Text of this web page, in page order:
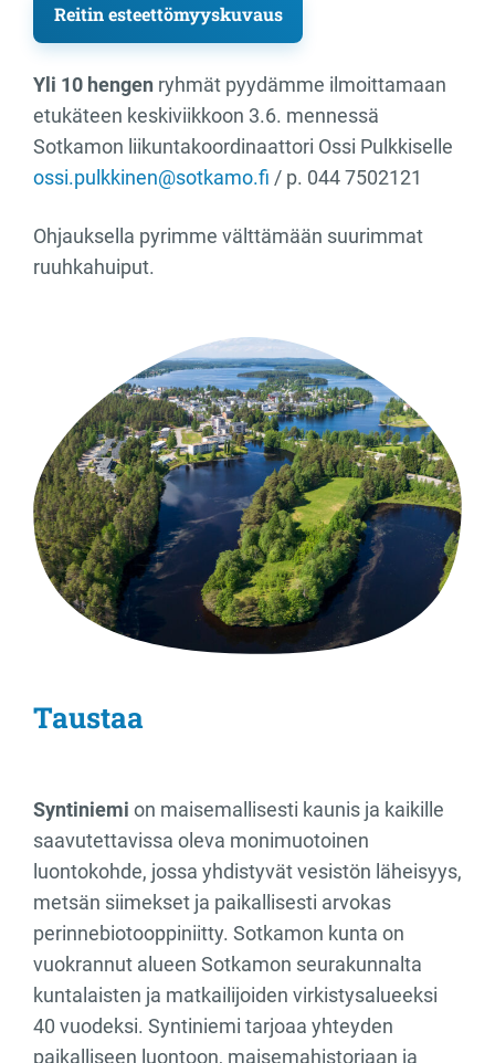
Reitin esteettömyyskuvaus
Yli 10 hengen ryhmät pyydämme ilmoittamaan
etukäteen keskiviikkoon 3.6. mennessä
Sotkamon liikuntakoordinaattori Ossi Pulkkiselle
ossi.pulkkinen@sotkamo.fi / p. 044 7502121
Ohjauksella pyrimme välttämään suurimmat
ruuhkahuiput.
Taustaa
Syntiniemi on maisemallisesti kaunis ja kaikille
saavutettavissa oleva monimuotoinen
luontokohde, jossa yhdistyvät vesistön läheisyys,
metsän siimekset ja paikallisesti arvokas
perinnebiotooppiniitty. Sotkamon kunta on
vuokrannut alueen Sotkamon seurakunnalta
kuntalaisten ja matkailijoiden virkistysalueeksi
40 vuodeksi. Syntiniemi tarjoaa yhteyden
paikalliseen luontoon, maisemahistoriaan ja